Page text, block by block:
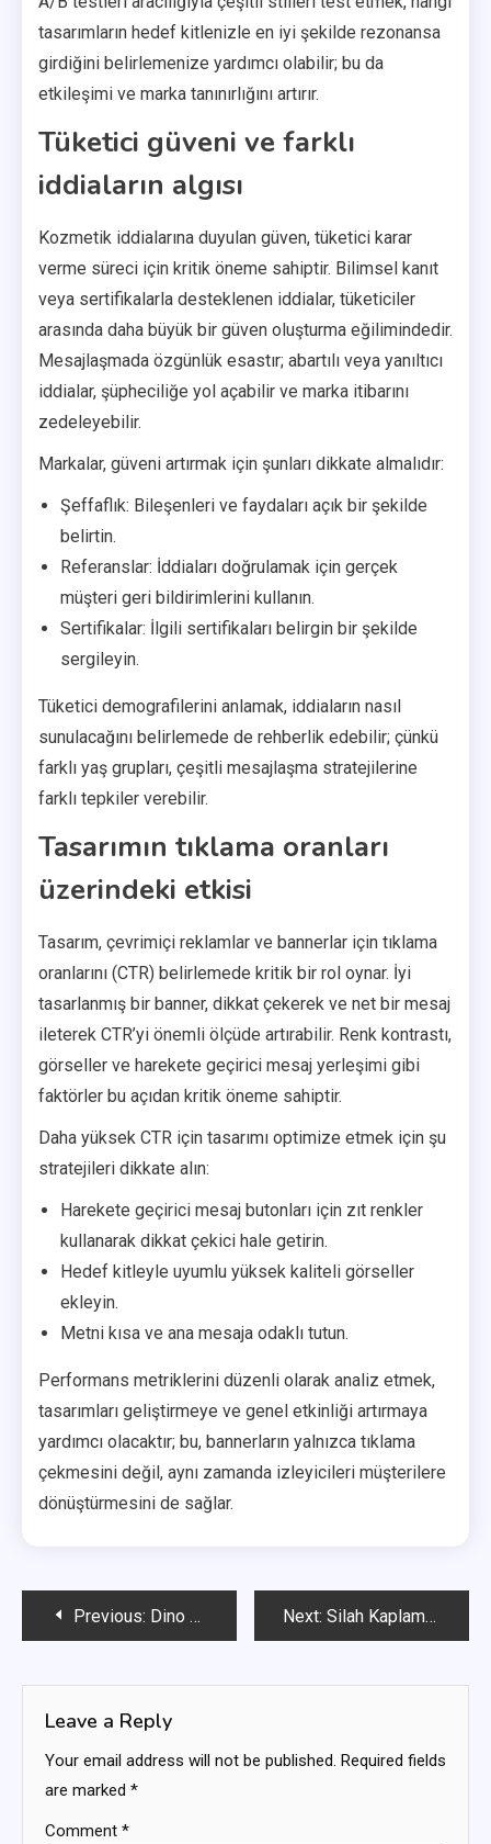
tasarımların hedef kitlenizle en iyi şekilde rezonansa
girdiğini belirlemenize yardımcı olabilir; bu da
etkileşimi ve marka tanınırlığını artırır.
Tüketici güveni ve farklı
iddiaların algısı
Kozmetik iddialarına duyulan güven, tüketici karar
verme süreci için kritik öneme sahiptir. Bilimsel kanıt
veya sertifikalarla desteklenen iddialar, tüketiciler
arasında daha büyük bir güven oluşturma eğilimindedir.
Mesajlaşmada özgünlük esastır; abartılı veya yanıltıcı
iddialar, şüpheciliğe yol açabilir ve marka itibarını
zedeleyebilir.
Markalar, güveni artırmak için şunları dikkate almalıdır:
Şeffaflık: Bileşenleri ve faydaları açık bir şekilde
belirtin.
Referanslar: İddiaları doğrulamak için gerçek
müşteri geri bildirimlerini kullanın.
Sertifikalar: İlgili sertifikaları belirgin bir şekilde
sergileyin.
Tüketici demografilerini anlamak, iddiaların nasıl
sunulacağını belirlemede de rehberlik edebilir; çünkü
farklı yaş grupları, çeşitli mesajlaşma stratejilerine
farklı tepkiler verebilir.
Tasarımın tıklama oranları
üzerindeki etkisi
Tasarım, çevrimiçi reklamlar ve bannerlar için tıklama
oranlarını (CTR) belirlemede kritik bir rol oynar. İyi
tasarlanmış bir banner, dikkat çekerek ve net bir mesaj
ileterek CTR’yi önemli ölçüde artırabilir. Renk kontrastı,
görseller ve harekete geçirici mesaj yerleşimi gibi
faktörler bu açıdan kritik öneme sahiptir.
Daha yüksek CTR için tasarımı optimize etmek için şu
stratejileri dikkate alın:
Harekete geçirici mesaj butonları için zıt renkler
kullanarak dikkat çekici hale getirin.
Hedef kitleyle uyumlu yüksek kaliteli görseller
ekleyin.
Metni kısa ve ana mesaja odaklı tutun.
Performans metriklerini düzenli olarak analiz etmek,
tasarımları geliştirmeye ve genel etkinliği artırmaya
yardımcı olacaktır; bu, bannerların yalnızca tıklama
çekmesini değil, aynı zamanda izleyicileri müşterilere
dönüştürmesini de sağlar.
PostPrevious: Dino Kostümü Talepleri: Renk varyasyonları, Nadirlik seviyeleri, Mevsimsel erişilebilirlik Next: Silah Kaplaması Talepleri: Tasarım temaları, Üretim gereksinimleri, Etkinlik özelikleri
Leave a Reply
Your email address will not be published. Required fields
are marked *
Comment *